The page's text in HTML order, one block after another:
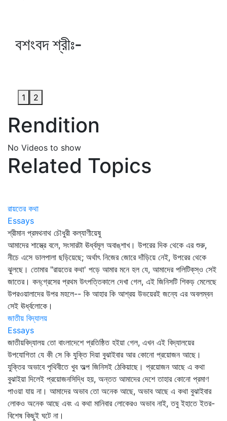
বশংবদ শ্রীঃ-
1 2
Rendition
No Videos to show
Related Topics
রায়তের কথা
Essays
শ্রীমান প্রমথনাথ চৌধুরী কল্যাণীয়েষু
আমাদের শাস্ত্রে বলে, সংসারটা ঊর্ধ্বমূল অবাঙ্‌শাখ। উপরের দিক থেকে এর শুরু,
নীচে এসে ডালপালা ছড়িয়েছে; অর্থাৎ নিজের জোরে দাঁড়িয়ে নেই, উপরের থেকে
ঝুলছে। তোমার "রায়তের কথা' পড়ে আমার মনে হল যে, আমাদের পলিটিক্‌স্‌ও সেই
জাতের। কন্‌গ্রেসের প্রথম উৎপত্তিকালে দেখা গেল, এই জিনিসটি শিকড় মেলেছে
উপরওয়ালাদের উপর মহলে-- কি আহার কি আশ্রয় উভয়েরই জন্যে এর অবলম্বন
সেই ঊর্ধ্বলোকে।
জাতীয় বিদ্যালয়
Essays
জাতীয়বিদ্যালয় তো বাংলাদেশে প্রতিষ্ঠিত হইয়া গেল, এখন এই বিদ্যালয়ের
উপযোগিতা যে কী সে কি যুক্তি দিয়া বুঝাইবার আর কোনো প্রয়োজন আছে।
যুক্তির অভাবে পৃথিবীতে খুব অল্প জিনিসই ঠেকিয়াছে। প্রয়োজন আছে এ কথা
বুঝাইয়া দিলেই প্রয়োজনসিদ্ধি হয়, অন্তত আমাদের দেশে তাহার কোনো প্রমাণ
পাওয়া যায় না। আমাদের অভাব তো অনেক আছে, অভাব আছে এ কথা বুঝাইবার
লোকও অনেক আছে এবং এ কথা মানিবার লোকেরও অভাব নাই, তবু ইহাতে ইতর-
বিশেষ কিছুই ঘটে না।